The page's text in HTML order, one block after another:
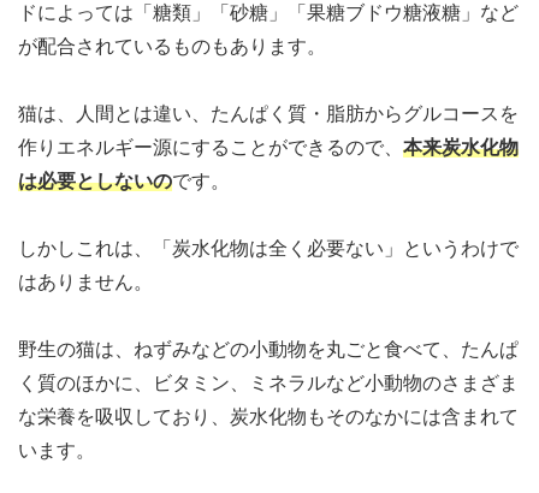
ドによっては「糖類」「砂糖」「果糖ブドウ糖液糖」など
が配合されているものもあります。
猫は、人間とは違い、たんぱく質・脂肪からグルコースを
作りエネルギー源にすることができるので、 本来炭水化物
は必要としないのです。
しかしこれは、「炭水化物は全く必要ない」というわけで
はありません。
野生の猫は、ねずみなどの小動物を丸ごと食べて、たんぱ
く質のほかに、ビタミン、ミネラルなど小動物のさまざま
な栄養を吸収しており、炭水化物もそのなかには含まれて
います。